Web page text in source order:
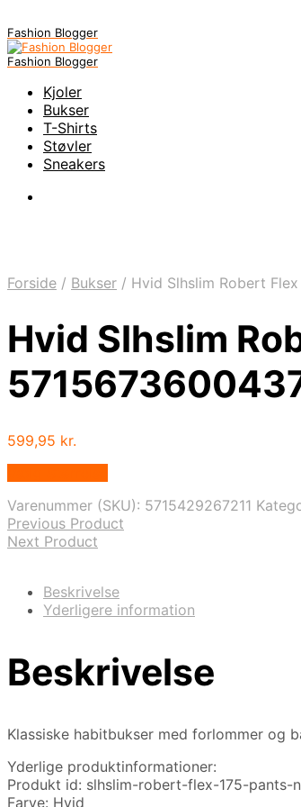
Fashion Blogger
Fashion Blogger
Kjoler
Bukser
T-Shirts
Støvler
Sneakers
Forside / Bukser / Hvid Slhslim Robert
Hvid Slhslim
599,95 kr.
Varenummer (SKU): 5715429267211
Previous Product
Next Product
Beskrivelse
Yderligere information
Beskrivelse
Klassiske habitbukser med forlommer og
Yderlige produktinformationer:
Produkt id: slhslim-robert-flex-175-pants-
Farve: Hvid